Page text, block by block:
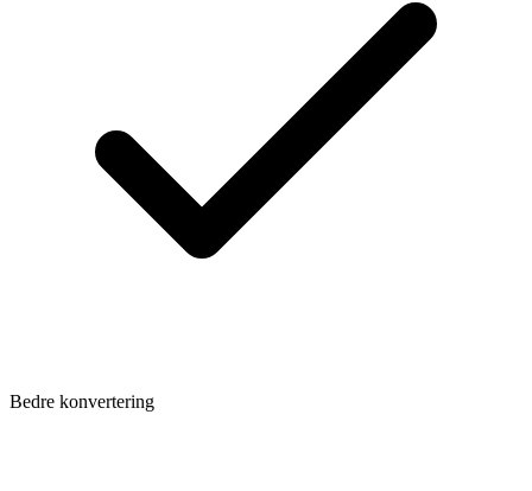
Bedre konvertering